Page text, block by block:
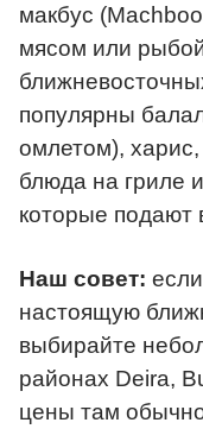
макбус
мясом или
популярны
омлетом),
блюда на гриле
которые подают
Наш совет:
настоящую
выбирайте
районах Deira,
цены там